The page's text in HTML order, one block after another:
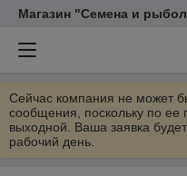
Магазин "Семена и
Сейчас компания не может
сообщения, поскольку по ее
выходной. Ваша заявка
рабочий день.